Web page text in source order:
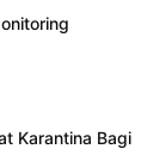
Karantina Bagi